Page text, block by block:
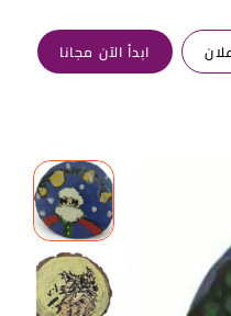
ابدأ الآن مجانا